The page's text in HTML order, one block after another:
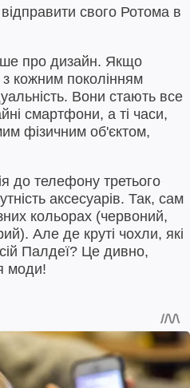
свого Ротома в
про дизайн. Якщо
кожним поколінням
Вони стають все
смартфони, а ті часи,
фізичним об'єктом,
до телефону третього
аксесуарів. Так, сам
кольорах (червоний,
Але де круті чохли, які
Палдеї? Це дивно,
моди!